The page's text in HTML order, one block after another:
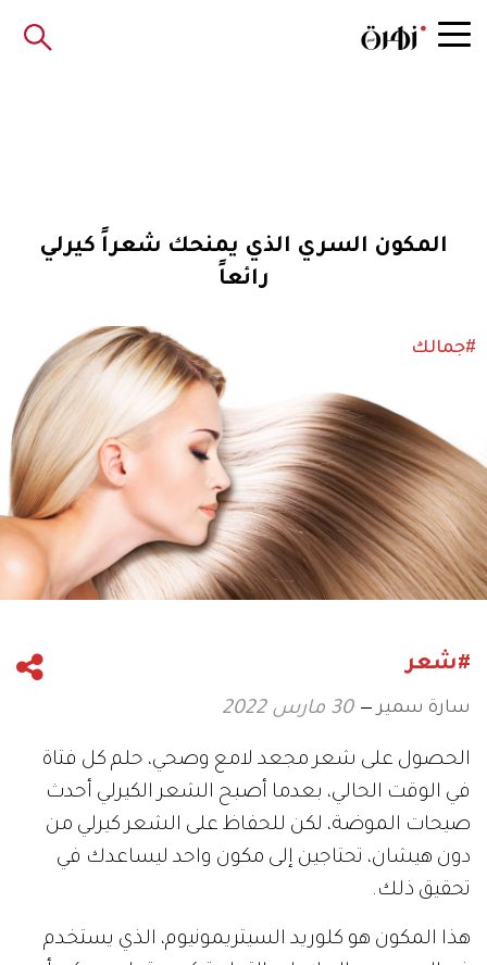
المكون السري الذي يمنحك شعراً كيرلي
رائعاً
#جمالك
#شعر
سارة سمير 30 مارس 2022
الحصول على شعر مجعد لامع وصحي، حلم كل فتاة
في الوقت الحالي، بعدما أصبح الشعر الكيرلي أحدث
صيحات الموضة، لكن للحفاظ على الشعر كيرلي من
دون هيشان، تحتاجين إلى مكون واحد ليساعدك في
تحقيق ذلك.
هذا المكون هو كلوريد السيتريمونيوم، الذي يستخدم